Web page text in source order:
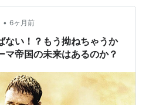
スで、朝からフルバージョン
。そこで一気に心を持ってい
、美しい。どこか桜…
• 6ヶ月前
ない！？もう拗ねちゃうか
マ帝国の未来はあるのか？